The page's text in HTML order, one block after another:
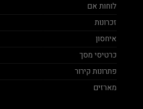
לוחות אם
זכרונות
איחסון
כרטיסי מסך
פתרונות קירור
מארזים